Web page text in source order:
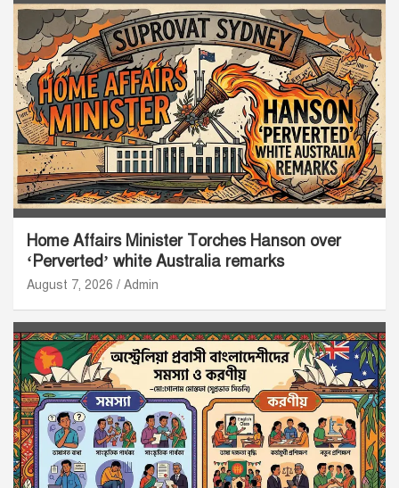
Home Affairs Minister Torches Hanson over
‘Perverted’ white Australia remarks
August 7, 2026 Admin